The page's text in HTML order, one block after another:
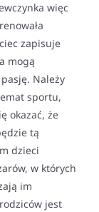
więc
zapisuje
mogą
Należy
sportu,
okazać, że
tą
dzieci
w których
im
jest